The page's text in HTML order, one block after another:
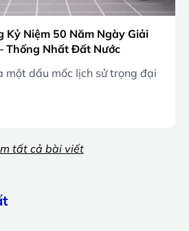
Kỷ Niệm 50 Năm Ngày Giải
Thống Nhất Đất Nước
một dấu mốc lịch sử trọng đại
tất cả bài viết